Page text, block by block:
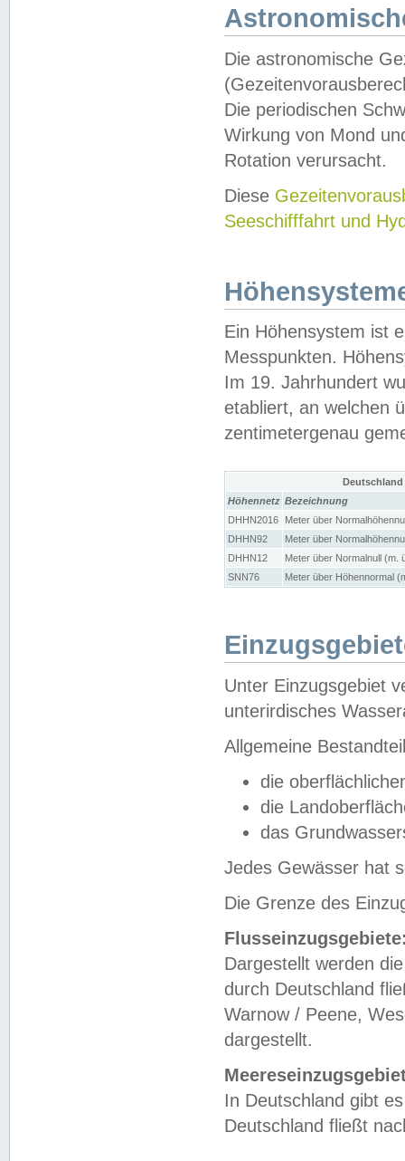
Die astronomische
Die periodischen
Wirkung von Mond
Rotation verursacht.
Diese
Seeschifffahrt und
Ein Höhensystem ist
Messpunkten.
Im 19. Jahrhundert
etabliert, an welchen
zentimetergenau
Höhennetz Bezeichnung
DHHN2016
Meter über
DHHN92
Meter über
DHHN12
Meter über Normalnull (m.
SNN76
Meter über Höhennormal
Unter Einzugsgebiet
unterirdisches
Allgemeine
die
die
das
Jedes Gewässer hat
Die Grenze des
Dargestellt werden
durch Deutschland
Warnow / Peene,
dargestellt.
In Deutschland gibt
Deutschland fließt